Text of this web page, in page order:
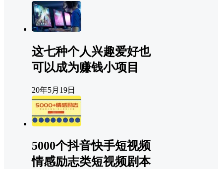
这七种个人兴趣爱好也
可以成为赚钱小项目
20年5月19日
5000个抖音快手短视频
情感励志类短视频剧本